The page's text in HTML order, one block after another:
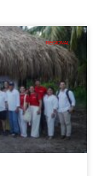
REGIONAL